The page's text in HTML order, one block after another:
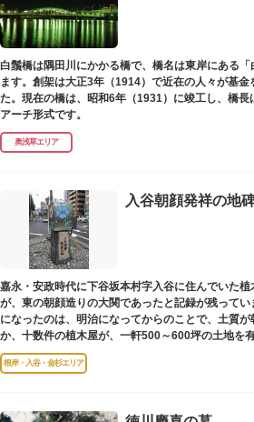
白鬚橋は隅田川にかかる橋で、橋名は東岸にある
ます。創架は大正3年（1914）で近在の人々が基金
た。現在の橋は、昭和6年（1931）に竣工し、橋
アーチ形式です。
奥浅草エリア
入谷朝顔発祥の地
嘉永・安政時代に下谷坂本村字入谷に住んでいた
が、東の朝顔造りの大関であったと記録が残って
になったのは、明治になってからのことで、土質
か、十数件の植木屋が、一軒500～600坪の土地を
りをはじめました。
根岸・入谷・金杉エリア